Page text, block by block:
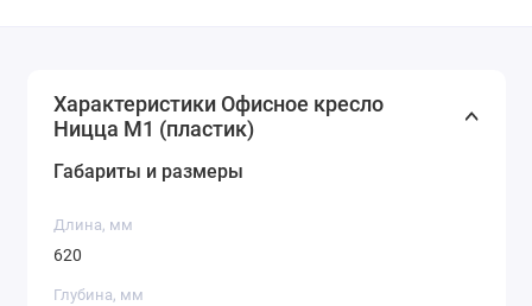
Характеристики Офисное кресло
Ницца M1 (пластик)
Габариты и размеры
Длина, мм
620
Глубина, мм